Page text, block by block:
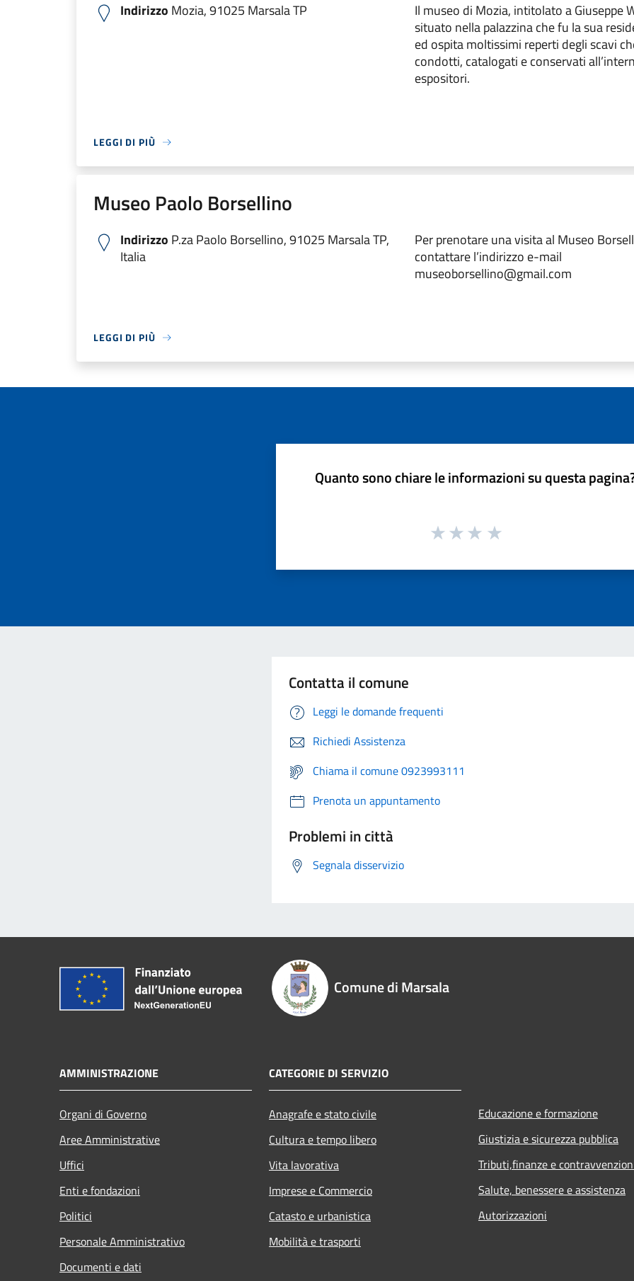
Indirizzo Mozia, 91025 Marsala TP
Il museo di Mozia, intitolato a Giuseppe
situato nella palazzina che fu la sua
ed ospita moltissimi reperti degli scavi
condotti, catalogati e conservati
espositori.
LEGGI DI PIÙ
Museo Paolo Borsellino
Indirizzo P.za Paolo Borsellino, 91025 Marsala TP,
Italia
Per prenotare una visita al Museo
contattare l’indirizzo e-mail
museoborsellino@gmail.com
LEGGI DI PIÙ
Quanto sono chiare le informazioni su questa
Contatta il comune
Leggi le domande frequenti
Richiedi Assistenza
Chiama il comune 0923993111
Prenota un appuntamento
Problemi in città
Segnala disservizio
Comune di Marsala
AMMINISTRAZIONE
Organi di Governo
Aree Amministrative
Uffici
Enti e fondazioni
Politici
Personale Amministrativo
Documenti e dati
CATEGORIE DI SERVIZIO
Anagrafe e stato civile
Cultura e tempo libero
Vita lavorativa
Imprese e Commercio
Catasto e urbanistica
Mobilità e trasporti
Educazione e formazione
Giustizia e sicurezza pubblica
Tributi,finanze e
Salute, benessere e assistenza
Autorizzazioni